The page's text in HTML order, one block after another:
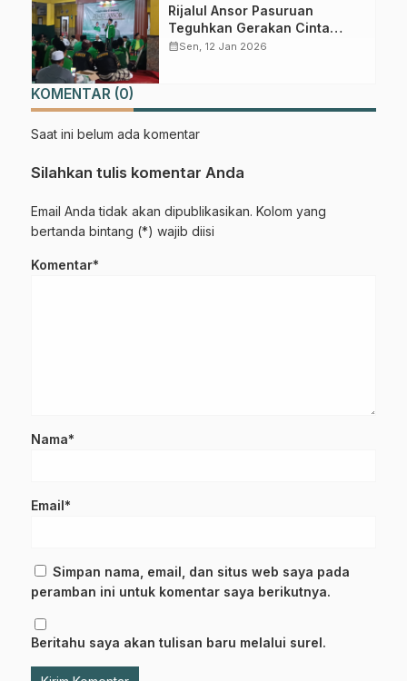
Rijalul Ansor Pasuruan
Teguhkan Gerakan Cinta
Tanah Air Lewat Dzikir dan
calendar_monthSen, 12 Jan 2026
KOMENTAR (0)
Saat ini belum ada komentar
Silahkan tulis komentar Anda
Email Anda tidak akan dipublikasikan. Kolom yang
bertanda bintang (*) wajib diisi
Komentar*
Nama*
Email*
Simpan nama, email, dan situs web saya pada
peramban ini untuk komentar saya berikutnya.
Beritahu saya akan tulisan baru melalui surel.